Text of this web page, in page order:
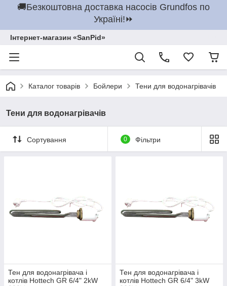
🚚Безкоштовна доставка насосів Grundfos по
Україні!⏩
Інтернет-магазин «SanPid»
Каталог товарів Бойлери Тени для водонагрівачів
Тени для водонагрівачів
Сортування 0 Фільтри
Тен для водонагрівача і
котлів Hottech GR 6/4" 2kW
Тен для водонагрівача і
котлів Hottech GR 6/4" 3kW